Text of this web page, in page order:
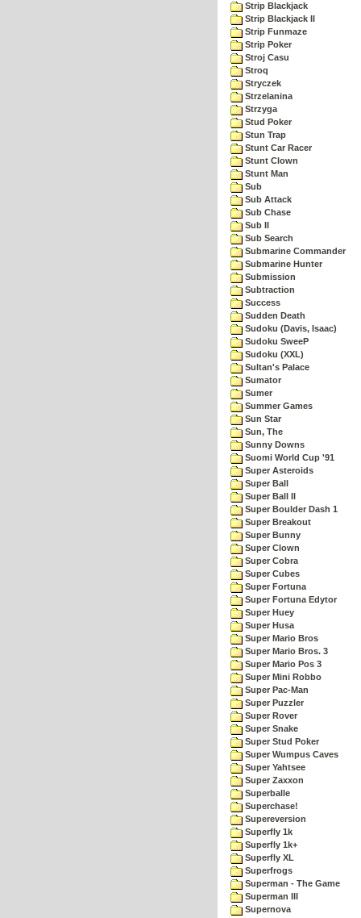
Strip Blackjack
Strip Blackjack II
Strip Funmaze
Strip Poker
Stroj Casu
Stroq
Stryczek
Strzelanina
Strzyga
Stud Poker
Stun Trap
Stunt Car Racer
Stunt Clown
Stunt Man
Sub
Sub Attack
Sub Chase
Sub II
Sub Search
Submarine Commander
Submarine Hunter
Submission
Subtraction
Success
Sudden Death
Sudoku (Davis, Isaac)
Sudoku SweeP
Sudoku (XXL)
Sultan's Palace
Sumator
Sumer
Summer Games
Sun Star
Sun, The
Sunny Downs
Suomi World Cup '91
Super Asteroids
Super Ball
Super Ball II
Super Boulder Dash 1
Super Breakout
Super Bunny
Super Clown
Super Cobra
Super Cubes
Super Fortuna
Super Fortuna Edytor
Super Huey
Super Husa
Super Mario Bros
Super Mario Bros. 3
Super Mario Pos 3
Super Mini Robbo
Super Pac-Man
Super Puzzler
Super Rover
Super Snake
Super Stud Poker
Super Wumpus Caves
Super Yahtsee
Super Zaxxon
Superballe
Superchase!
Supereversion
Superfly 1k
Superfly 1k+
Superfly XL
Superfrogs
Superman - The Game
Superman III
Supernova